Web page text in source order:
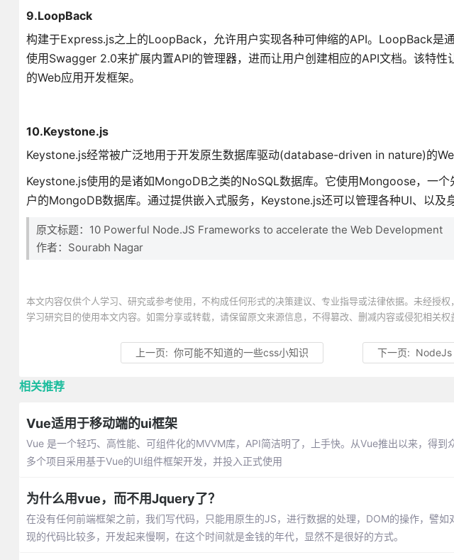
9.LoopBack
构建于Express.js之上的LoopBack，允许用户实现各种可伸缩的API。LoopBack是
使用Swagger 2.0来扩展内置API的管理器，进而让用户创建相应的API文档。该特
的Web应用开发框架。
10.Keystone.js
Keystone.js经常被广泛地用于开发原生数据库驱动(database-driven in nature)的
Keystone.js使用的是诸如MongoDB之类的NoSQL数据库。它使用Mongoose，一
户的MongoDB数据库。通过提供嵌入式服务，Keystone.js还可以管理各种UI、以及
原文标题：10 Powerful Node.JS Frameworks to accelerate the Web Development
作者：Sourabh Nagar
本文内容仅供个人学习、研究或参考使用，不构成任何形式的决策建议、专业指导或法律依据。未经授
学习研究目的使用本文内容。如需分享或转载，请保留原文来源信息，不得篡改、删减内容或侵犯相关权
上一页:你可能不知道的一些css小知识 下一页: NodeJs
相关推荐
Vue适用于移动端的ui框架
Vue 是一个轻巧、高性能、可组件化的MVVM库，API简洁明了，上手快。从Vue推出以来，得到
多个项目采用基于Vue的UI组件框架开发，并投入正式使用
为什么用vue，而不用Jquery了？
在没有任何前端框架之前，我们写代码，只能用原生的JS，进行数据的处理，DOM的操作，譬
现的代码比较多，开发起来慢啊，在这个时间就是金钱的年代，显然不是很好的方式。